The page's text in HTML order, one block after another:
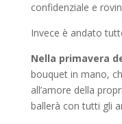
confidenziale e
Invece è andato
Nella primavera
bouquet in mano,
all’amore della
ballerà con tutti gli